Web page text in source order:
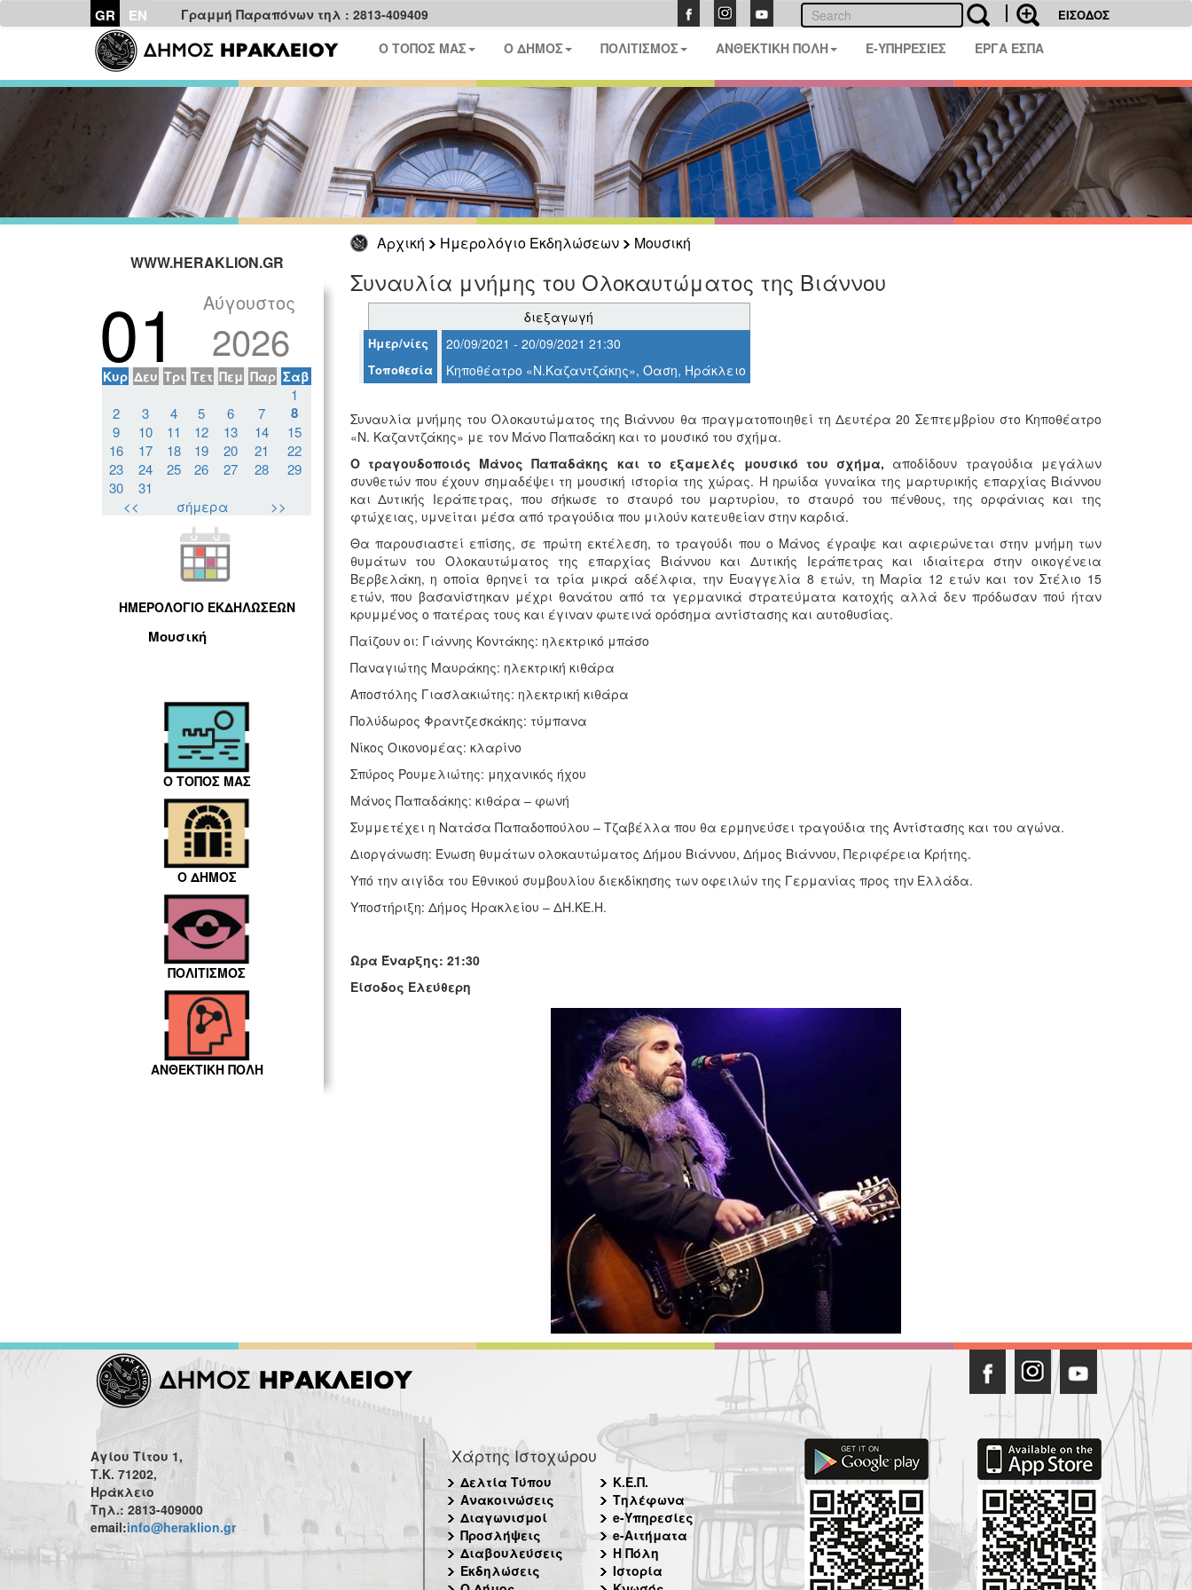
GR EN Γραμμή Παραπόνων τηλ : 2813-409409 ΕΙΣΟΔΟΣ
Ο ΤΟΠΟΣ ΜΑΣ Ο ΔΗΜΟΣ ΠΟΛΙΤΙΣΜΟΣ ΑΝΘΕΚΤΙΚΗ ΠΟΛΗ E-ΥΠΗΡΕΣΙΕΣ ΕΡΓΑ ΕΣΠΑ
Αρχική Ημερολόγιο Εκδηλώσεων
Μουσική
WWW.HERAKLION.GR
01 Αύγουστος
2026
Κυρ Δευ Τρι Τετ Πεμ Παρ Σαβ
1
2
3 4 5 6 7 8
9 10 11 12 13 14
15
16
17 18 19 20 21
22
23
24 25 26 27 28
29
30
31
<<
σήμερα >>
ΗΜΕΡΟΛΟΓΙΟ ΕΚΔΗΛΩΣΕΩΝ
Μουσική
Ο ΤΟΠΟΣ ΜΑΣ
Ο ΔΗΜΟΣ
ΠΟΛΙΤΙΣΜΟΣ
ΑΝΘΕΚΤΙΚΗ ΠΟΛΗ
Συναυλία μνήμης του Ολοκαυτώματος της Βιάννου
διεξαγωγή
Ημερ/νίες 20/09/2021 - 20/09/2021 21:30
Τοποθεσία Κηποθέατρο «Ν.Καζαντζάκης», Όαση, Ηράκλειο
Συναυλία μνήμης του Ολοκαυτώματος της Βιάννου θα πραγματοποιηθεί τη Δευτέρα 20 Σεπτεμβρίου στο Κηποθέατρο
«Ν. Καζαντζάκης» με τον Μάνο Παπαδάκη και το μουσικό του σχήμα.
Ο τραγουδοποιός Μάνος Παπαδάκης και το εξαμελές μουσικό του σχήμα, αποδίδουν τραγούδια μεγάλων
συνθετών που έχουν σημαδέψει τη μουσική ιστορία της χώρας. Η ηρωίδα γυναίκα της μαρτυρικής επαρχίας Βιάννου
και Δυτικής Ιεράπετρας, που σήκωσε το σταυρό του μαρτυρίου, το σταυρό του πένθους, της ορφάνιας και της
φτώχειας, υμνείται μέσα από τραγούδια που μιλούν κατευθείαν στην καρδιά.
Θα παρουσιαστεί επίσης, σε πρώτη εκτέλεση, το τραγούδι που ο Μάνος έγραψε και αφιερώνεται στην μνήμη των
θυμάτων του Ολοκαυτώματος της επαρχίας Βιάννου και Δυτικής Ιεράπετρας και ιδιαίτερα στην οικογένεια
Βερβελάκη, η οποία θρηνεί τα τρία μικρά αδέλφια, την Ευαγγελία 8 ετών, τη Μαρία 12 ετών και τον Στέλιο 15
ετών, που βασανίστηκαν μέχρι θανάτου από τα γερμανικά στρατεύματα κατοχής αλλά δεν πρόδωσαν πού ήταν
κρυμμένος ο πατέρας τους και έγιναν φωτεινά ορόσημα αντίστασης και αυτοθυσίας.
Παίζουν οι: Γιάννης Κοντάκης: ηλεκτρικό μπάσο
Παναγιώτης Μαυράκης: ηλεκτρική κιθάρα
Αποστόλης Γιασλακιώτης: ηλεκτρική κιθάρα
Πολύδωρος Φραντζεσκάκης: τύμπανα
Νίκος Οικονομέας: κλαρίνο
Σπύρος Ρουμελιώτης: μηχανικός ήχου
Μάνος Παπαδάκης: κιθάρα – φωνή
Συμμετέχει η Νατάσα Παπαδοπούλου – Τζαβέλλα που θα ερμηνεύσει τραγούδια της Αντίστασης και του αγώνα.
Διοργάνωση: Ένωση θυμάτων ολοκαυτώματος Δήμου Βιάννου, Δήμος Βιάννου, Περιφέρεια Κρήτης.
Υπό την αιγίδα του Εθνικού συμβουλίου διεκδίκησης των οφειλών της Γερμανίας προς την Ελλάδα.
Υποστήριξη: Δήμος Ηρακλείου – ΔΗ.ΚΕ.Η.
Ώρα Έναρξης: 21:30
Είσοδος Ελεύθερη
Αγίου Τίτου 1,
Τ.Κ. 71202,
Ηράκλειο
Τηλ.: 2813-409000
email:info@heraklion.gr
Χάρτης Ιστοχώρου
Δελτία Τύπου
Ανακοινώσεις
Διαγωνισμοί
Προσλήψεις
Διαβουλεύσεις
Εκδηλώσεις
Κ.Ε.Π.
Τηλέφωνα
e-Υπηρεσίες
e-Αιτήματα
Η Πόλη
Ιστορία